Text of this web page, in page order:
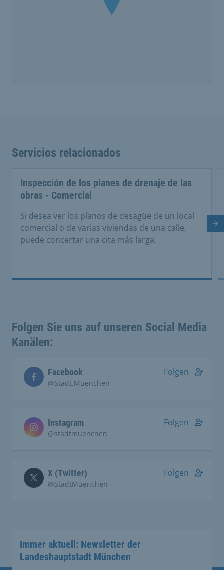
Servicios relacionados
Inspección de los planes de drenaje de las
obras - Comercial
Si desea ver los planos de desagüe de un local
comercial o de varias viviendas de una calle,
puede concertar una cita más larga.
Folgen Sie uns auf unseren Social Media
Kanälen:
Facebook
@Stadt.Muenchen
Folgen
Instagram
@stadtmuenchen
Folgen
X (Twitter)
@StadtMuenchen
Folgen
Immer aktuell: Newsletter der
Landeshauptstadt München